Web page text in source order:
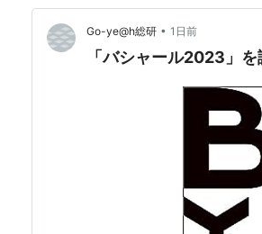
Go-ye@h総研 • 1日前
「バシャール2023」を